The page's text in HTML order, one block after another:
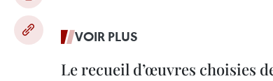
VOIR PLUS
Le recueil d’œuvres choisies